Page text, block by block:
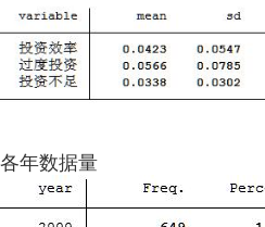
各年数据量